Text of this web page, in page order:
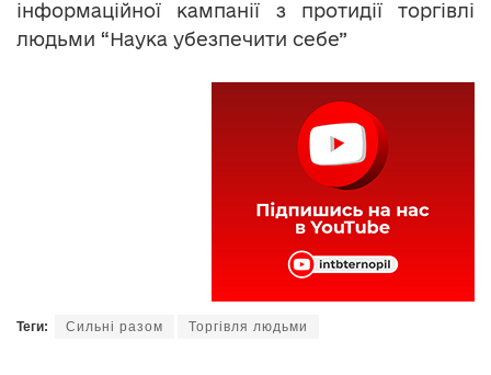
інформаційної кампанії з протидії торгівлі
людьми “Наука убезпечити себе”
Теги: Сильні разом Торгівля людьми